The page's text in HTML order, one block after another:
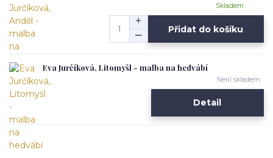
Skladem
Přidat do košíku
Eva Jurčíková, Litomyšl - malba na hedvábí
Není skladem
Detail